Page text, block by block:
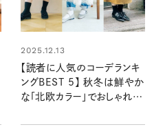
2025.12.13
【読者に人気のコーデランキ
ングBEST 5】 秋冬は鮮やか
な「北欧カラー」でおしゃれに
12月号